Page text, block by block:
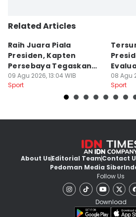
Related Articles
Raih Juara Piala
Presiden, Kapten
Persebaya Tegaskan
Punya Misi Besar
09 Agu 2026, 13:04 WIB
Sport
08 Agu
Sport
About UsEditorial TeamContact
Pedoman Media Siber
Follow Us
Download